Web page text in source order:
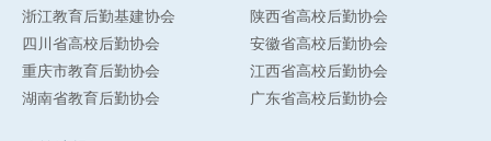
浙江教育后勤基建协会
陕西省高校后勤协会
四川省高校后勤协会
安徽省高校后勤协会
重庆市教育后勤协会
江西省高校后勤协会
湖南省教育后勤协会
广东省高校后勤协会